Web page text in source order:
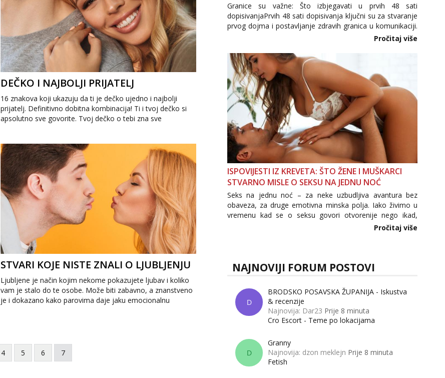
DEČKO I NAJBOLJI PRIJATELJ
16 znakova koji ukazuju da ti je dečko ujedno i najbolji
prijatelj. Definitivno dobitna kombinacija! Ti i tvoj dečko si
apsolutno sve govorite. Tvoj dečko o tebi zna sve
STVARI KOJE NISTE ZNALI O LJUBLJENJU
Ljubljene je način kojim nekome pokazujete ljubav i koliko
vam je stalo do te osobe. Može biti zabavno, a znanstveno
je i dokazano kako parovima daje jaku emocionalnu
4 5 6 7
Granice su važne: Što izbjegavati u prvih 48 sati
dopisivanjaPrvih 48 sati dopisivanja ključni su za stvaranje
prvog dojma i postavljanje zdravih granica u komunikaciji.
Važno je izbjeći prebrzo otkrivanje osobnih ili intimnih
informacija, jer nepoznata osoba još nije zaslužila to
povjerenje. Takođe...
Pročitaj više
ISPOVIJESTI IZ KREVETA: ŠTO ŽENE I MUŠKARCI
STVARNO MISLE O SEKSU NA JEDNU NOĆ
Seks na jednu noć – za neke uzbudljiva avantura bez
obaveza, za druge emotivna minska polja. Iako živimo u
vremenu kad se o seksu govori otvorenije nego ikad,
tema „jedne noći strasti“ i dalje izaziva burne rasprave. Što
Pročitaj više
NAJNOVIJI FORUM POSTOVI
D
BRODSKO POSAVSKA ŽUPANIJA - Iskustva
& recenzije
Najnovija: Dar23 Prije 8 minuta
Cro Escort - Teme po lokacijama
D
Granny
Najnovija: dzon meklejn Prije 8 minuta
Fetish